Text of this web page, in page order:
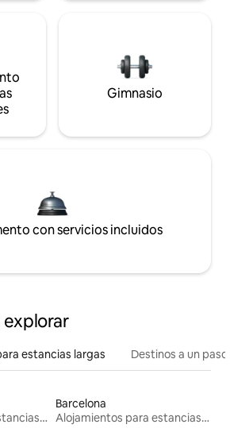
Gimnasio
con servicios incluidos
explorar
estancias largas Destinos a un
Alojamientos para estancias largas
Barcelona
Alojamientos para estancias largas